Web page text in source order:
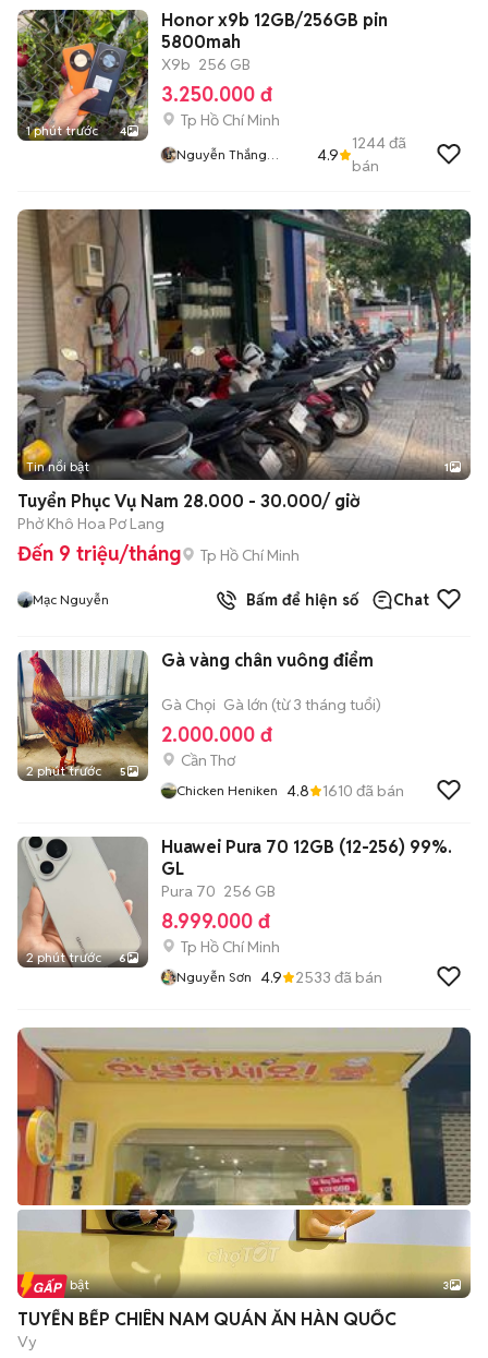
1 phút trước 4
Honor x9b 12GB/256GB pin
5800mah
X9b 256 GB
3.250.000 đ
Tp Hồ Chí Minh
Nguyễn Thắng
4.9
1244đã
bán
Tin nổi bật 1
Tuyển Phục Vụ Nam 28.000 - 30.000/ giờ
Phở Khô Hoa Pơ Lang
Đến 9 triệu/tháng Tp Hồ Chí Minh
Mạc Nguyễn Bấm để hiện số Chat
2 phút trước 5
Gà vàng chân vuông điểm
Gà Chọi Gà lớn (từ 3 tháng tuổi)
2.000.000 đ
Cần Thơ
Chicken Heniken 4.8 1610 đã bán
2 phút trước 6
Huawei Pura 70 12GB (12-256) 99%.
GL
Pura 70 256 GB
8.999.000 đ
Tp Hồ Chí Minh
Nguyễn Sơn 4.9 2533 đã bán
Tin nổi bật 3
TUYỂN BẾP CHIÊN NAM QUÁN ĂN HÀN QUỐC
Vy